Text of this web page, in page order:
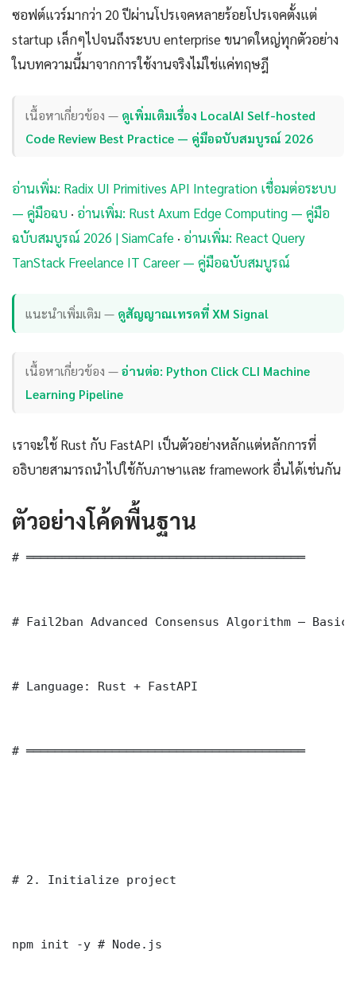
ซอฟต์แวร์มากว่า 20 ปีผ่านโปรเจคหลายร้อยโปรเจคตั้งแต่
startup เล็กๆไปจนถึงระบบ enterprise ขนาดใหญ่ทุกตัวอย่าง
ในบทความนี้มาจากการใช้งานจริงไม่ใช่แค่ทฤษฎี
เนื้อหาเกี่ยวข้อง — ดูเพิ่มเติมเรื่อง LocalAI Self-hosted
Code Review Best Practice — คู่มือฉบับสมบูรณ์ 2026
อ่านเพิ่ม: Radix UI Primitives API Integration เชื่อมต่อระบบ
— คู่มือฉบ · อ่านเพิ่ม: Rust Axum Edge Computing — คู่มือ
ฉบับสมบูรณ์ 2026 | SiamCafe · อ่านเพิ่ม: React Query
TanStack Freelance IT Career — คู่มือฉบับสมบูรณ์
แนะนำเพิ่มเติม — ดูสัญญาณเทรดที่ XM Signal
เนื้อหาเกี่ยวข้อง —อ่านต่อ: Python Click CLI Machine
Learning Pipeline
เราจะใช้ Rust กับ FastAPI เป็นตัวอย่างหลักแต่หลักการที่
อธิบายสามารถนำไปใช้กับภาษาและ framework อื่นได้เช่นกัน
ตัวอย่างโค้ดพื้นฐาน
# ═══════════════════════════════════════
# Fail2ban Advanced Consensus Algorithm — Basic
# Language: Rust + FastAPI
# ═══════════════════════════════════════
# 2. Initialize project
npm init -y # Node.js